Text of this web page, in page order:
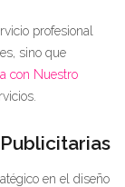
profesional
sino que
con Nuestro
en el diseño